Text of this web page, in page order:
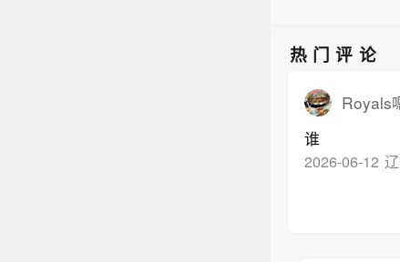
热门评论
Royals
谁
2026-06-12